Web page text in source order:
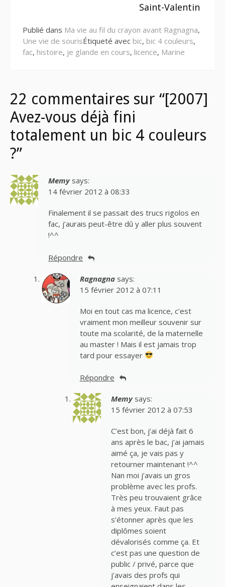
Saint-Valentin
Publié dans Ma vie au fil du crayon avant Ragnagna,
Une vie de sourisÉtiqueté avec bic, bic 4 couleurs,
fac, histoire, je glande en cours, licence, Marine
22 commentaires sur “[2007]
Avez-vous déjà fini
totalement un bic 4 couleurs
?”
Memy says:
14 février 2012 à 08:33
Finalement il se passait des trucs rigolos en
fac, j’aurais peut-être dû y aller plus souvent
!^^
Répondre
Ragnagna says:
15 février 2012 à 07:11
Moi en tout cas ma licence, c’est
vraiment mon meilleur souvenir sur
toute ma scolarité, de la maternelle
au master ! Mais il est jamais trop
tard pour essayer
Répondre
Memy says:
15 février 2012 à 07:53
C’est bon, j’ai déjà fait 6
ans après le bac, j’ai jamais
aimé ça, je vais pas y
retourner maintenant !^^
Nan moi j’avais un gros
problème avec les profs.
Très peu trouvaient grâce
à mes yeux. Faut pas
s’étonner après que les
diplômes soient
dévalorisés comme ça. Et
c’est pas une question de
public / privé, parce que
j’avais des profs qui